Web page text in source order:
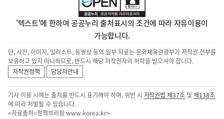
'텍스트'에 한하여 공공누리 출처표시의 조건에 따라 자유이용이
가능합니다.
단, 사진, 이미지, 일러스트, 동영상 등의 일부 자료는 문화체육관광부가 저작권 전부를
보유하고 있지 아니하므로, 반드시 해당 저작권자의 허락을 받으셔야 합니다.
저작권정책
담당자안내
기사 이용 시에는 출처를 반드시 표기해야 하며, 위반 시 저작권법 제37조 및제138조
에 따라 처벌될 수 있습니다.
<자료출처=정책브리핑 www.korea.kr>